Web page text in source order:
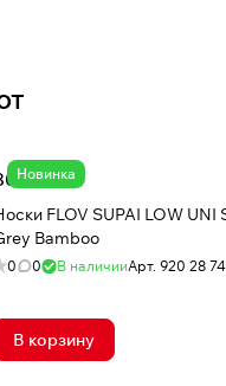
Новинка
сом
FLOV SUPAI LOW UNI
Bamboo
0 0 В наличииАрт.920 28
В корзину